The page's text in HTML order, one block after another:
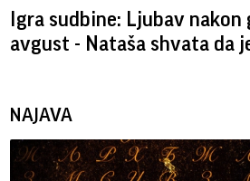
Igra sudbine: Ljubav nakon
avgust - Nataša shvata da
NAJAVA